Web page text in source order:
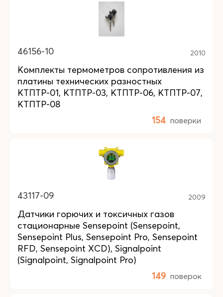
46156-10 2010
Комплекты термометров сопротивления из
платины технических разностных
КТПТР-01, КТПТР-03, КТПТР-06, КТПТР-07,
КТПТР-08
154 поверки
43117-09 2009
Датчики горючих и токсичных газов
стационарные Sensepoint (Sensepoint,
Sensepoint Plus, Sensepoint Pro, Sensepoint
RFD, Sensepoint XCD), Signalpoint
(Signalpoint, Signalpoint Pro)
149 поверок